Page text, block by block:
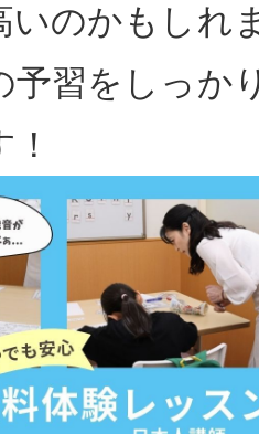
いのかもしれ
予習をしっか